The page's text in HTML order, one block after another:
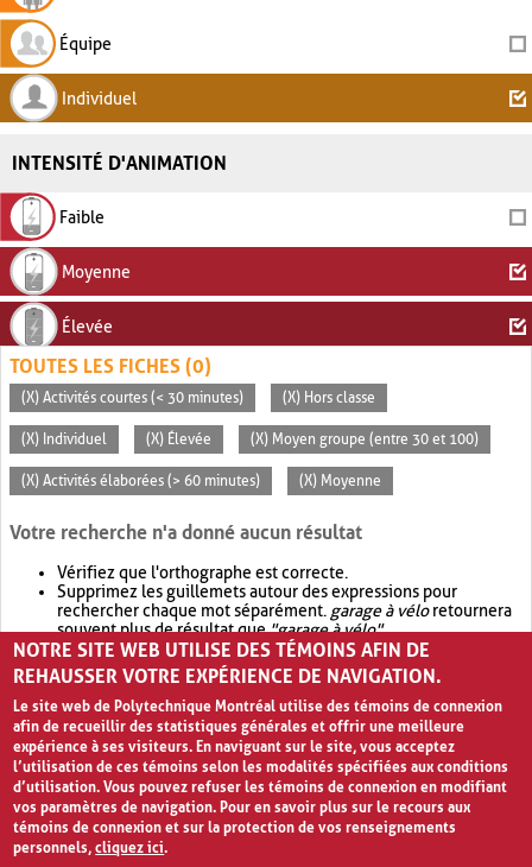
Équipe
Individuel
INTENSITÉ D'ANIMATION
Faible
Moyenne
Élevée
TOUTES LES FICHES (0)
(X) Activités courtes (< 30 minutes) (X) Hors classe
(X) Individuel (X) Élevée (X) Moyen groupe (entre 30 et 100)
(X) Activités élaborées (> 60 minutes) (X) Moyenne
Votre recherche n'a donné aucun résultat
Vérifiez que l'orthographe est correcte.
Supprimez les guillemets autour des expressions pour
rechercher chaque mot séparément. garage à véloretournera
souvent plus de résultat que"garage à vélo".
Envisagez d'élargir votre recherche avec OR.garage OR vélo
retournera souvent plus de résultat quegarage à vélo
NOTRE SITE WEB UTILISE DES TÉMOINS AFIN DE
REHAUSSER VOTRE EXPÉRIENCE DE NAVIGATION.
Le site web de Polytechnique Montréal utilise des témoins de connexion
afin de recueillir des statistiques générales et offrir une meilleure
expérience à ses visiteurs. En naviguant sur le site, vous acceptez
l’utilisation de ces témoins selon les modalités spécifiées aux conditions
d’utilisation. Vous pouvez refuser les témoins de connexion en modifiant
vos paramètres de navigation. Pour en savoir plus sur le recours aux
témoins de connexion et sur la protection de vos renseignements
personnels,cliquez ici.